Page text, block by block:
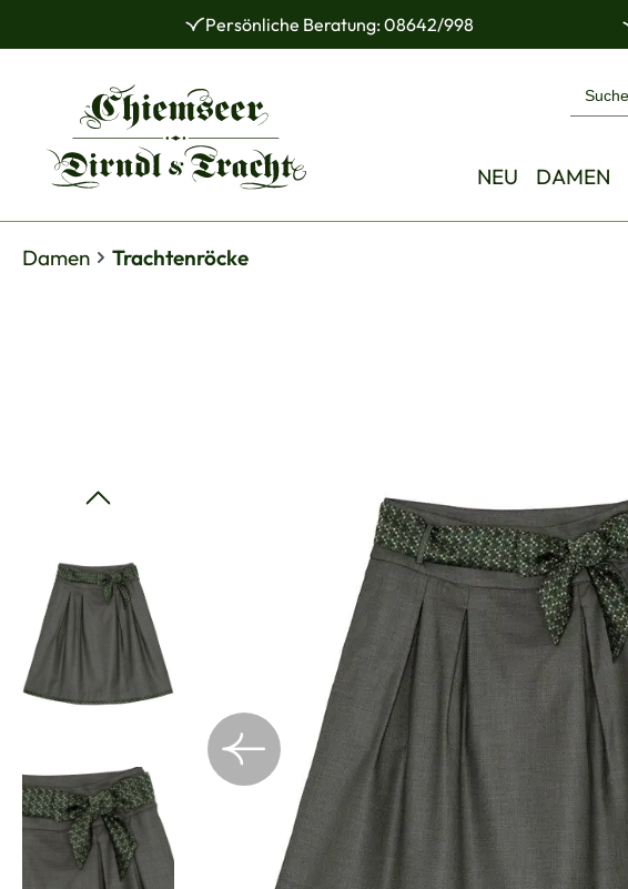
Hauptinhalt springen
Zur Hauptnavigation springenPersönliche Beratung: 08642/998
NEU DAMEN
Damen Trachtenröcke